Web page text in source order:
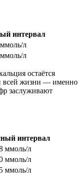
интервал
л
л
остаётся
всей жизни — именно
заслуживают
интервал
ммоль/л
ммоль/л
ммоль/л